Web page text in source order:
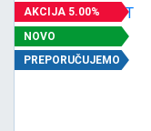
AKCIJA 5.00%
NOVO
PREPORUČUJEMO